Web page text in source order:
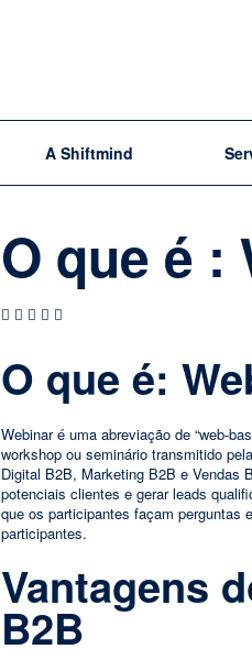
A Shiftmind
O que é :
O que é:
Webinar é uma abreviação de “web-
workshop ou seminário transmitido
Digital B2B, Marketing B2B e Vendas
potenciais clientes e gerar leads
que os participantes façam perguntas
participantes.
Vantagens
B2B